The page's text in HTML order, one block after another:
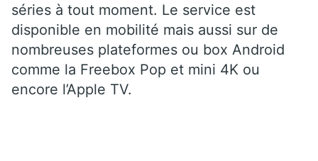
séries à tout moment. Le service est
disponible en mobilité mais aussi sur de
nombreuses plateformes ou box Android
comme la Freebox Pop et mini 4K ou
encore l’Apple TV.